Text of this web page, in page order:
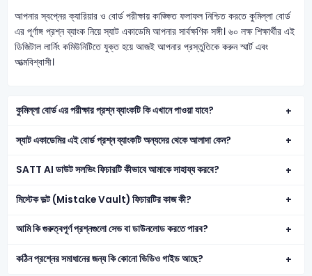
আপনার স্বপ্নের ক্যারিয়ার ও বোর্ড পরীক্ষায় কাঙ্ক্ষিত ফলাফল নিশ্চিত করতে কুমিল্লা বোর্ড
এর পূর্ণাঙ্গ প্রশ্ন ব্যাংক নিয়ে স্যাট একাডেমি আপনার সার্বক্ষণিক সঙ্গী। ৬০ লক্ষ শিক্ষার্থীর এই
ডিজিটাল লার্নিং কমিউনিটিতে যুক্ত হয়ে আজই আপনার প্রস্তুতিকে করুন স্মার্ট এবং
আত্মবিশ্বাসী।
কুমিল্লা বোর্ড এর পরীক্ষার প্রশ্ন ব্যাংকটি কি এখানে পাওয়া যাবে?
স্যাট একাডেমির এই বোর্ড প্রশ্ন ব্যাংকটি অন্যদের থেকে আলাদা কেন?
SATT AI ডাউট সলভিং ফিচারটি কীভাবে আমাকে সাহায্য করবে?
মিস্টেক ভল্ট (Mistake Vault) ফিচারটির কাজ কী?
আমি কি গুরুত্বপূর্ণ প্রশ্নগুলো সেভ বা ডাউনলোড করতে পারব?
কঠিন প্রশ্নের সমাধানের জন্য কি কোনো ভিডিও গাইড আছে?